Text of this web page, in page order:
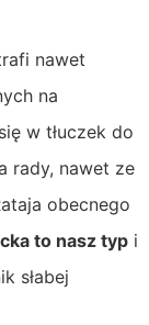
nawet
na
w tłuczek do
rady, nawet ze
obecnego
to nasz typ i
słabej